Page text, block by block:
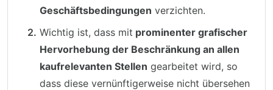
Geschäftsbedingungen verzichten.
Wichtig ist, dass mit prominenter grafischer
Hervorhebung der Beschränkung an allen
kaufrelevanten Stellen gearbeitet wird, so
dass diese vernünftigerweise nicht übersehen